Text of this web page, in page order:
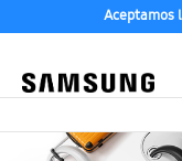
Aceptamos